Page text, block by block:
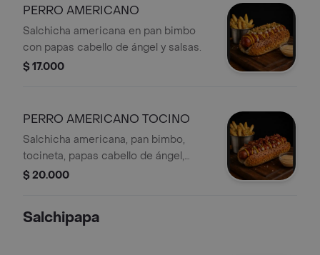
PERRO AMERICANO
Salchicha americana en pan bimbo
con papas cabello de ángel y salsas.
$ 17.000
PERRO AMERICANO TOCINO
Salchicha americana, pan bimbo,
tocineta, papas cabello de ángel,
papas francesas, salsas.
$ 20.000
Salchipapa